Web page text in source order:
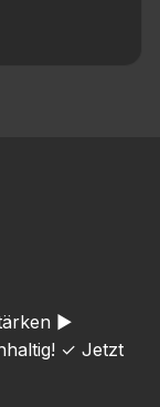
►
✓ Jetzt